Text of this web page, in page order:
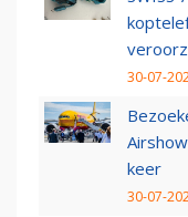
30-07-
keer
30-07-